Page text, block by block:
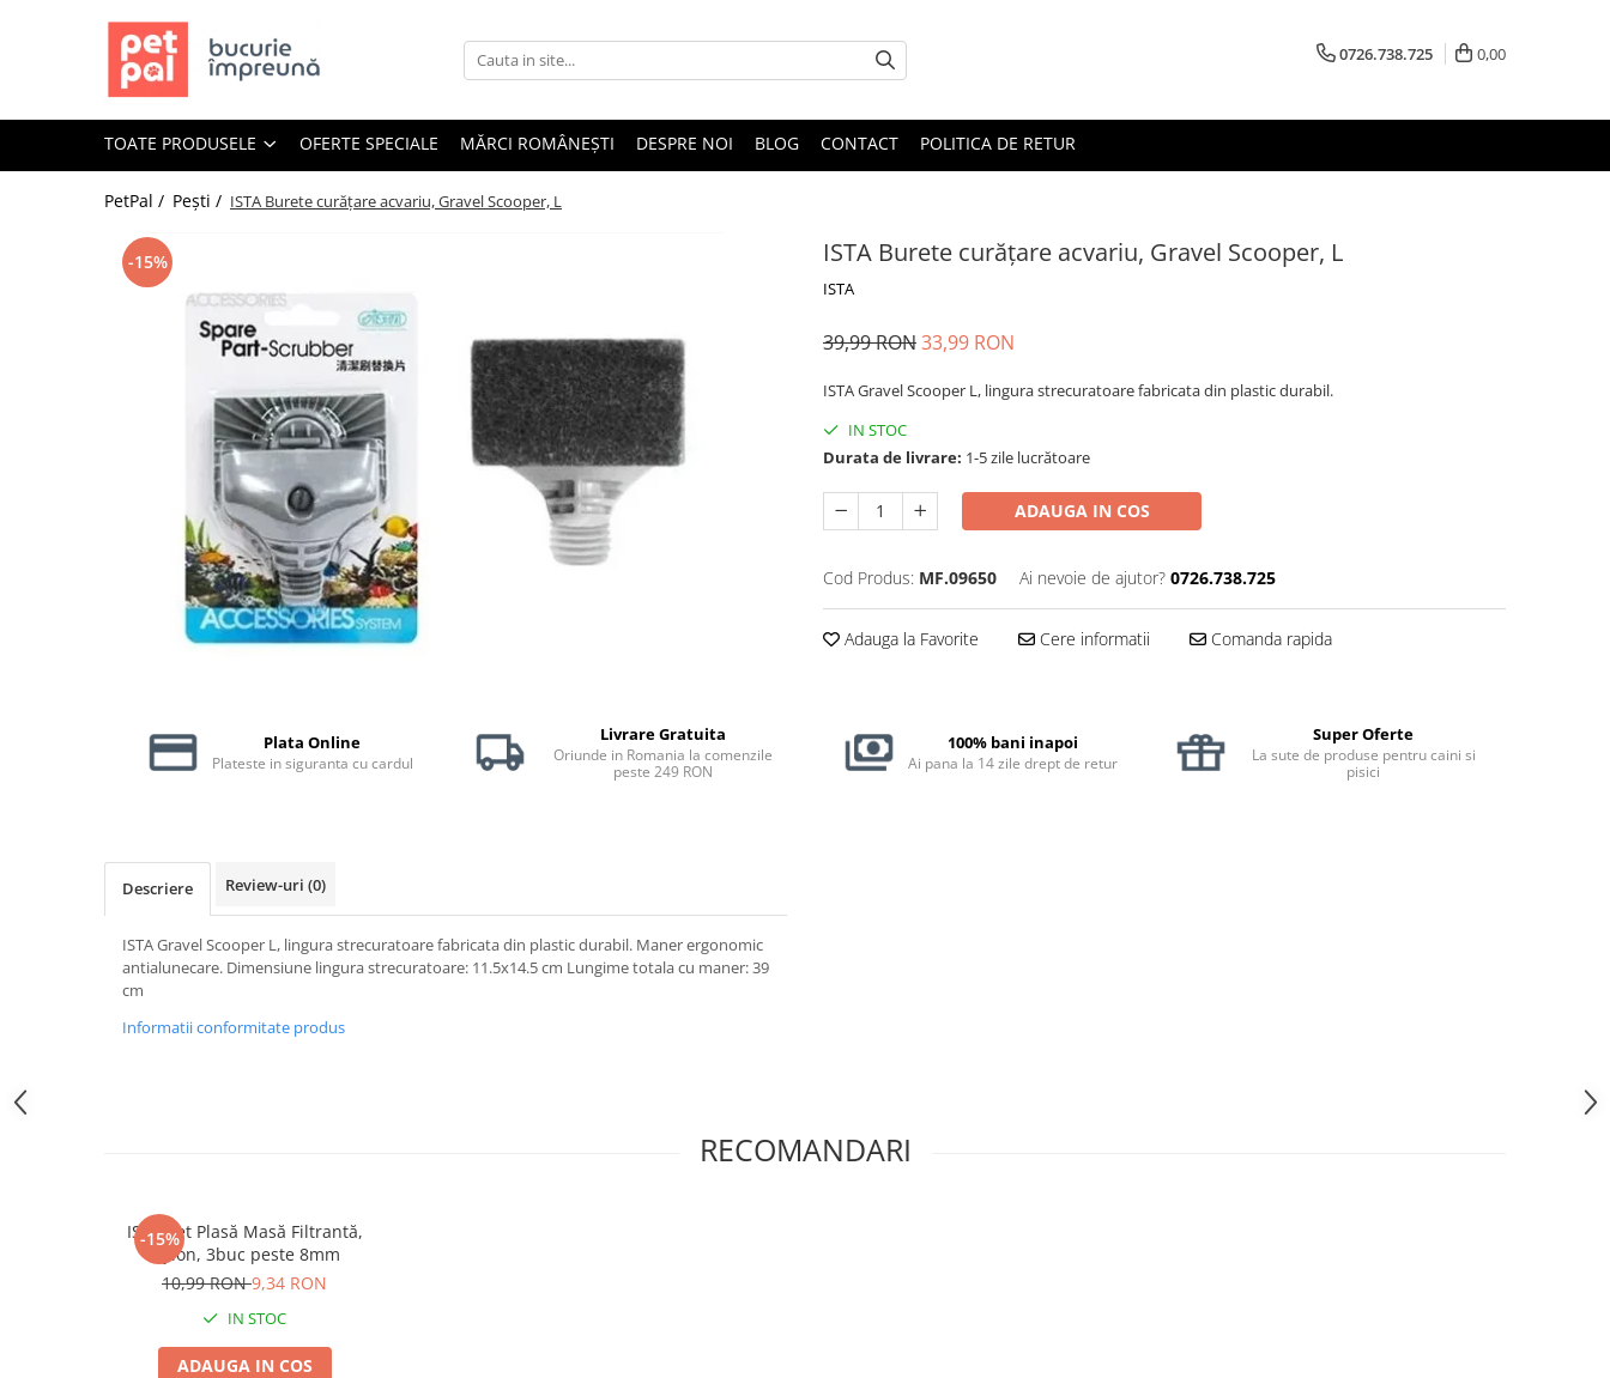
Toate Produsele
Câine Junior
Hrană Umedă Câini
Covorașe Igienice Câini
Accesorii Câini
Culcușuri & Saltele Câini
Cuști și Genți
Jucării Câini
0726.738.725 0,00
TOATE PRODUSELE OFERTE SPECIALE MĂRCI ROMÂNEȘTI DESPRE NOI BLOG CONTACT POLITICA DE RETUR
PetPal / Pești / ISTA Burete curățare acvariu, Gravel Scooper, L
ISTA Burete curățare acvariu, Gravel Scooper, L
ISTA
-15%
39,99 RON33,99 RON
ISTA Gravel Scooper L, lingura strecuratoare fabricata din plastic durabil.
IN STOC
Durata de livrare: 1-5 zile lucrătoare
ADAUGA IN COS
Cod Produs: MF.09650 Ai nevoie de ajutor? 0726.738.725
Adauga la Favorite Cere informatii Comanda rapida
Plata Online
Plateste in siguranta cu cardul
Livrare Gratuita
Oriunde in Romania la comenzile
peste 249 RON
100% bani inapoi
Ai pana la 14 zile drept de retur
Super Oferte
La sute de produse pentru caini si
pisici
Descriere Review-uri (0)
ISTA Gravel Scooper L, lingura strecuratoare fabricata din plastic durabil. Maner ergonomic
antialunecare. Dimensiune lingura strecuratoare: 11.5x14.5 cm Lungime totala cu maner: 39
cm
Informatii conformitate produs
RECOMANDARI
-15%
ISTA Set Plasă Masă Filtrantă,
Nylon, 3buc peste 8mm
10,99 RON9,34 RON
IN STOC
ADAUGA IN COS